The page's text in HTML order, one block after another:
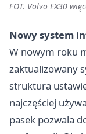
FOT. Volvo EX30
Nowy system
W nowym roku
zaktualizowany
struktura
najczęściej
pasek pozwala